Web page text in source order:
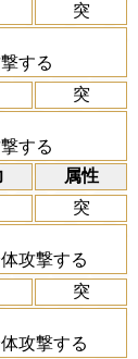
突
する
突
する
属性
突
攻撃する
突
攻撃する